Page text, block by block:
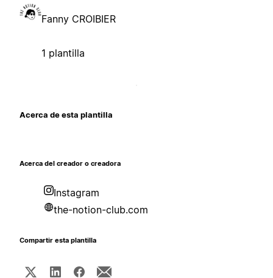
Fanny CROIBIER
1 plantilla
Acerca de esta plantilla
Acerca del creador o creadora
Instagram
the-notion-club.com
Compartir esta plantilla